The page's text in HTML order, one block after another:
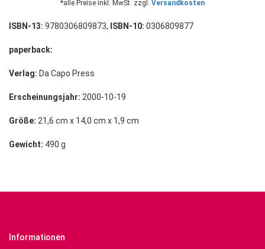
*alle Preise inkl. MwSt. zzgl. Versandkosten
ISBN-13: 9780306809873, ISBN-10: 0306809877
paperback:
Verlag: Da Capo Press
Erscheinungsjahr: 2000-10-19
Größe: 21,6 cm x 14,0 cm x 1,9 cm
Gewicht: 490 g
Informationen